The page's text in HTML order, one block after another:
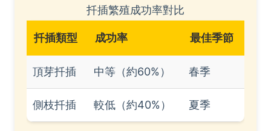
扦插繁殖成功率對比
扦插類型 成功率 最佳季節
頂芽扦插 中等（約60%） 春季
側枝扦插 較低（約40%） 夏季